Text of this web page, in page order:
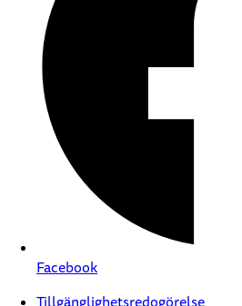
Facebook
Tillgänglighetsredogörelse